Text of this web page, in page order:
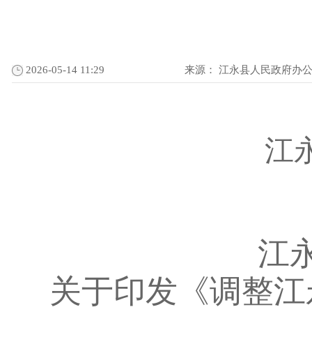
2026-05-14 11:29 来源： 江永县人民政府办
江
江
关于印发《调整